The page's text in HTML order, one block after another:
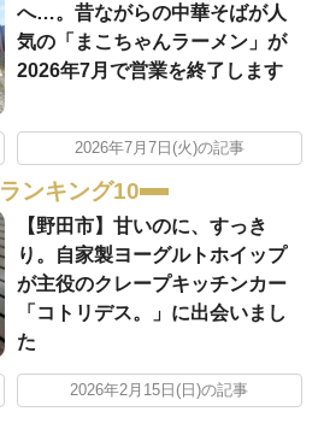
へ…。昔ながらの中華そばが人
気の「まこちゃんラーメン」が
2026年7月で営業を終了します
2026年7月7日(火)の記事
ランキング10
【野田市】甘いのに、すっき
り。自家製ヨーグルトホイップ
が主役のクレープキッチンカー
「コトリデス。」に出会いまし
た
2026年2月15日(日)の記事